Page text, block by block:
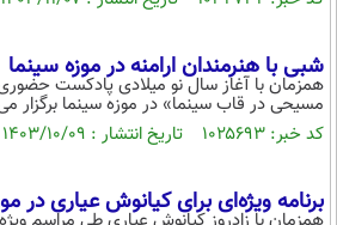
اقتصاد
خودرو
اجتماعی
حوادث
ورزشی
بین الملل
علم و دانش
شبی با هنرمندان ارامنه در موزه سینما
همزمان با آغاز سال نو میلادی پادکست حضوری
مسیحی در قاب سینما» در موزه سینما برگزار
کد خبر: ۱۰۲۵۶۹۳ تاریخ انتشار : ۱۴۰۳/۱۰/۰۹
برنامه ویژه‌ای برای کیانوش عیاری در